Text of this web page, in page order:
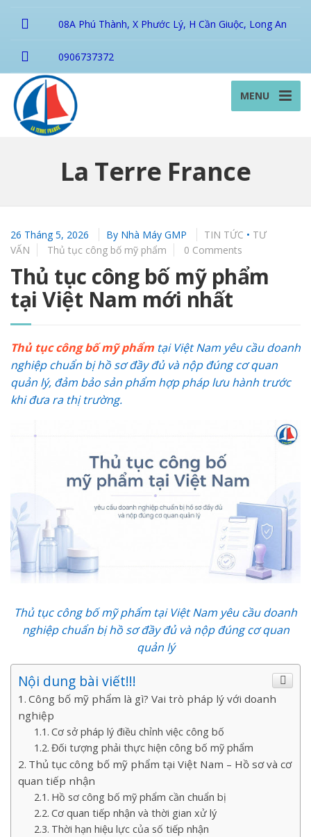
08A Phú Thành, X Phước Lý, H Cần Giuộc, Long An
0906737372
MENU
La Terre France
26 Tháng 5, 2026 By Nhà Máy GMP TIN TỨC • TƯ
VẤN
Thủ tục công bố mỹ phẩm 0 Comments
Thủ tục công bố mỹ phẩm
tại Việt Nam mới nhất
Thủ tục công bố mỹ phẩm tại Việt Nam yêu cầu doanh
nghiệp chuẩn bị hồ sơ đầy đủ và nộp đúng cơ quan
quản lý, đảm bảo sản phẩm hợp pháp lưu hành trước
khi đưa ra thị trường.
Thủ tục công bố mỹ phẩm tại Việt Nam yêu cầu doanh
nghiệp chuẩn bị hồ sơ đầy đủ và nộp đúng cơ quan
quản lý
Nội dung bài viết!!!
Công bố mỹ phẩm là gì? Vai trò pháp lý với doanh
nghiệp
Cơ sở pháp lý điều chỉnh việc công bố
Đối tượng phải thực hiện công bố mỹ phẩm
Thủ tục công bố mỹ phẩm tại Việt Nam – Hồ sơ và cơ
quan tiếp nhận
Hồ sơ công bố mỹ phẩm cần chuẩn bị
Cơ quan tiếp nhận và thời gian xử lý
Thời hạn hiệu lực của số tiếp nhận